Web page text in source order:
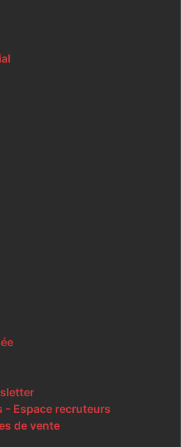
- Espace recruteurs
de vente